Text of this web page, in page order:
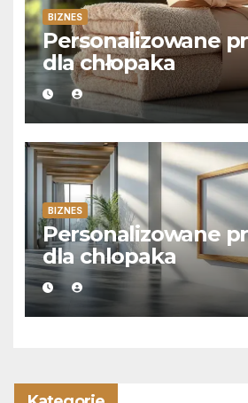
BIZNES
Personalizowane
dla chłopaka
BIZNES
Personalizowane
dla chlopaka